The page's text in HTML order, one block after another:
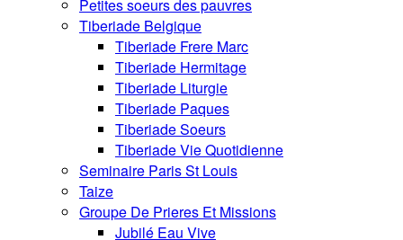
Petites soeurs des pauvres
Tiberiade Belgique
Tiberiade Frere Marc
Tiberiade Hermitage
Tiberiade Liturgie
Tiberiade Paques
Tiberiade Soeurs
Tiberiade Vie Quotidienne
Seminaire Paris St Louis
Taize
Groupe De Prieres Et Missions
Jubilé Eau Vive